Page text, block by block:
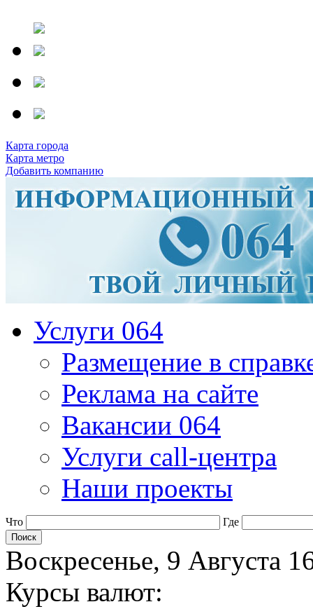
Карта города
Карта метро
Добавить компанию
Услуги 064
Размещение в
Реклама на сайте
Вакансии 064
Услуги call-центра
Наши проекты
Что Где
Воскресенье, 9 Августа
Курсы валют: